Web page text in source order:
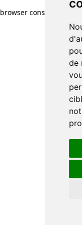
de
browser console for